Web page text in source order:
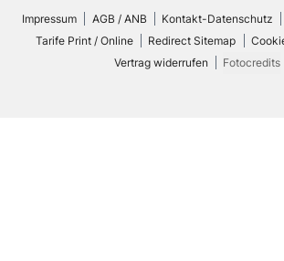
Impressum AGB / ANB Kontakt-Datenschutz
Tarife Print / Online
Redirect Sitemap
Vertrag widerrufen
Fotocredits